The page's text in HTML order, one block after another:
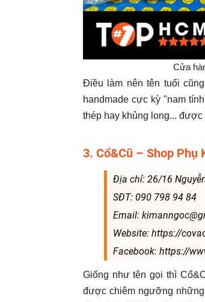
Cửa
Điều làm nên tên tuổi
handmade cực kỳ "nam
thép hay khủng long...
3. Cổ&Cũ – Shop Phụ
Địa chỉ: 26/16
SĐT: 090 798 94 84
Email:
Website: https://
Facebook: https://
Giống như tên gọi thì
được chiêm ngưỡng